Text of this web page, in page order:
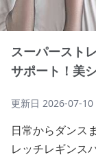
スーパースト
サポート！美
更新日 2026-07-10
日常からダンス
レッチレギンス